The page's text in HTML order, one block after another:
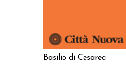
Basilio di Cesarea